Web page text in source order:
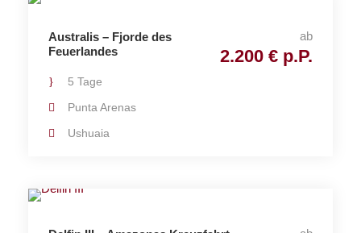
Australis – Fjorde des
Feuerlandes
ab
2.200 € p.P.
5 Tage
Punta Arenas
Ushuaia